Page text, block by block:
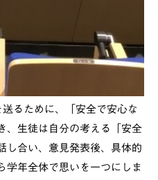
るために、「安全で安心な
、生徒は自分の考える「安全
し合い、意見発表後、具体的
学年全体で思いを一つにしま